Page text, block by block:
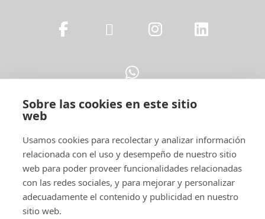
Legal
Sobre las cookies en este sitio
web
Usamos cookies para recolectar y analizar información
relacionada con el uso y desempeño de nuestro sitio
web para poder proveer funcionalidades relacionadas
con las redes sociales, y para mejorar y personalizar
adecuadamente el contenido y publicidad en nuestro
sitio web.